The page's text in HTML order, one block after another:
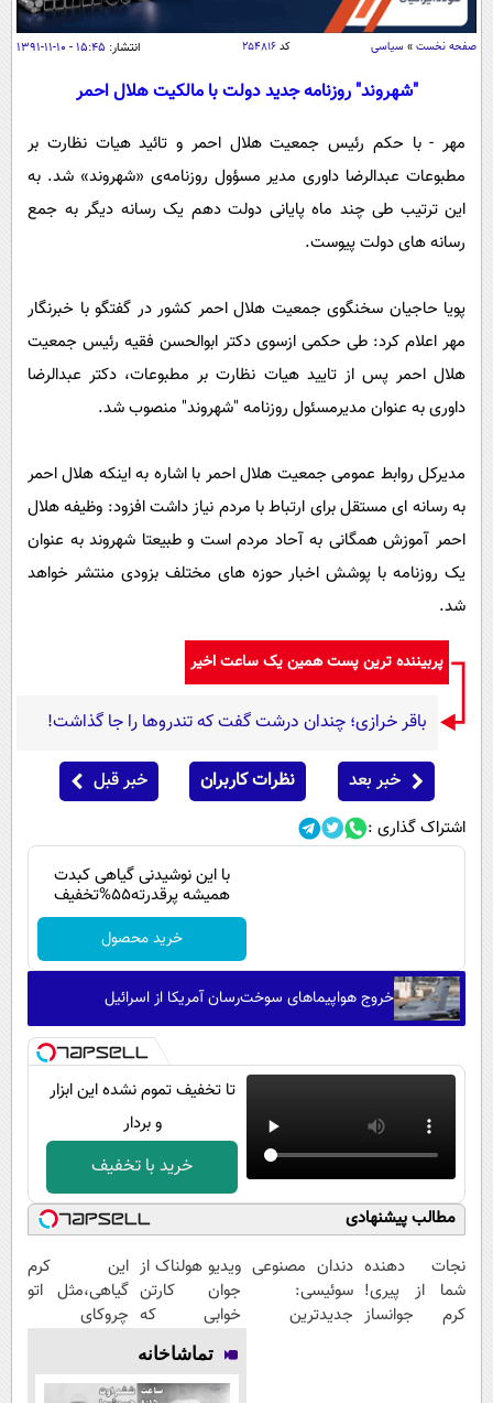
اقتصاد
اقتصادی
جامعه
سلامت
سفر و تفریح
بین الملل
علمی
اخبار کریپتو
گوناگون
سرگرمی
باشگاه مغز
فیلم
اقتصاد
سیاست
سرگرمی
فناوری
گوناگون
محیط زیست
بین الملل
حیات وحش
عصر ایران 2
خواندنی ها و دیدنی ها
پیامک
روانشناسی
آشپزی
آموزش زبان
صفحه نخست » سیاسی کد۲۵۴۸۱۶ انتشار: ۱۵:۴۵ - ۱۰-۱۱-۱۳۹۱
"شهروند" روزنامه جدید دولت با مالکیت هلال احمر
مهر - با حکم رئیس جمعیت هلال احمر و تائید هیات نظارت بر
مطبوعات عبدالرضا داوری مدیر مسؤول روزنامه‌ی «شهروند» شد. به
این ترتیب طی چند ماه پایانی دولت دهم یک رسانه دیگر به جمع
رسانه های دولت پیوست.
پویا حاجیان سخنگوی جمعیت هلال احمر کشور در گفتگو با خبرنگار
مهر اعلام کرد: طی حکمی ازسوی دکتر ابوالحسن فقیه رئیس جمعیت
هلال احمر پس از تایید هیات نظارت بر مطبوعات، دکتر عبدالرضا
داوری به عنوان مدیرمسئول روزنامه "شهروند" منصوب شد.
مدیرکل روابط عمومی جمعیت هلال احمر با اشاره به اینکه هلال احمر
به رسانه ای مستقل برای ارتباط با مردم نیاز داشت افزود: وظیفه هلال
احمر آموزش همگانی به آحاد مردم است و طبیعتا شهروند به عنوان
یک روزنامه با پوشش اخبار حوزه های مختلف بزودی منتشر خواهد
شد.
پربیننده ترین پست همین یک ساعت اخیر
باقر خرازی؛ چندان درشت گفت که تندروها را جا گذاشت!
خبر بعد نظرات کاربران خبر قبل
اشتراک گذاری :
با این نوشیدنی گیاهی کبدت
همیشه پرقدرته55%تخفیف
خرید محصول
خروج هواپیماهای سوخت‌رسان آمریکا از اسرائیل
تا تخفیف تموم نشده این ابزار
و بردار
خرید با تخفیف
مطالب پیشنهادی
نجات دهنده
شما از پیری!
کرم جوانساز
دندان مصنوعی
سوئیسی:
جدیدترین
ویدیو هولناک از
جوان کارتن
خوابی که
میلیاردر شد.
آموزش رایگان
این کرم
گیاهی،مثل اتو
چروکای
تماشاخانه